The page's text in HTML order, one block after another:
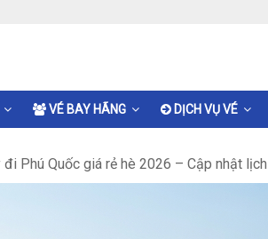
VÉ BAY HÃNG DỊCH VỤ VÉ
đi Phú Quốc giá rẻ hè 2026 – Cập nhật